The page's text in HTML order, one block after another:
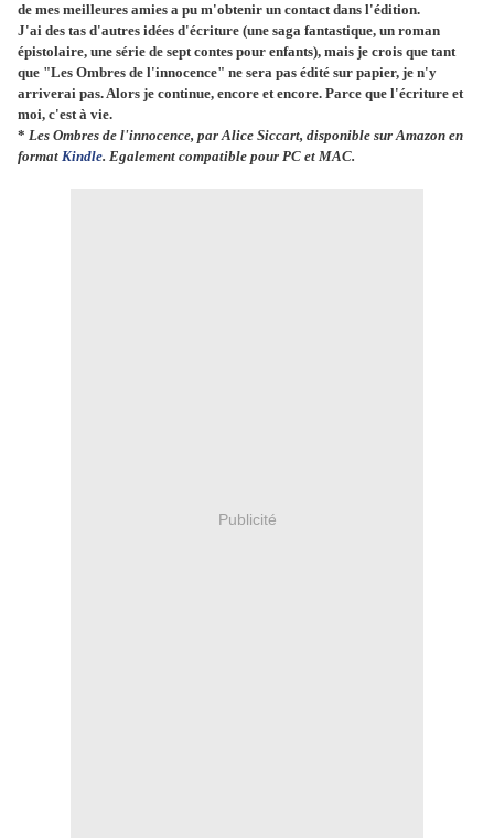
de mes meilleures amies a pu m'obtenir un contact dans l'édition.
J'ai des tas d'autres idées d'écriture (une saga fantastique, un roman
épistolaire, une série de sept contes pour enfants), mais je crois que tant
que "Les Ombres de l'innocence" ne sera pas édité sur papier, je n'y
arriverai pas. Alors je continue, encore et encore. Parce que l'écriture et
moi, c'est à vie.
* Les Ombres de l'innocence, par Alice Siccart, disponible sur Amazon en
format Kindle. Egalement compatible pour PC et MAC.
Publicité